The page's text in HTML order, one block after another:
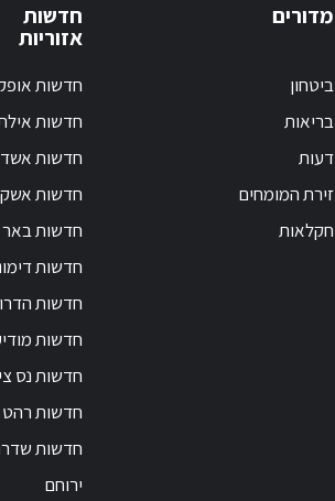
מדורים
ביטחון
בריאות
דעות
זירת המומחים
חקלאות
חדשות
אזוריות
חדשות
חדשות
חדשות
חדשות
חדשות
חדשות
חדשות
חדשות
חדשות נס
חדשות רהט
חדשות
ירוחם